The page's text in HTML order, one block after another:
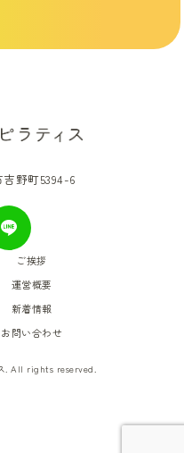
野町5394-6
ご挨拶
運営概要
新着情報
お問い合わせ
. All rights reserved.